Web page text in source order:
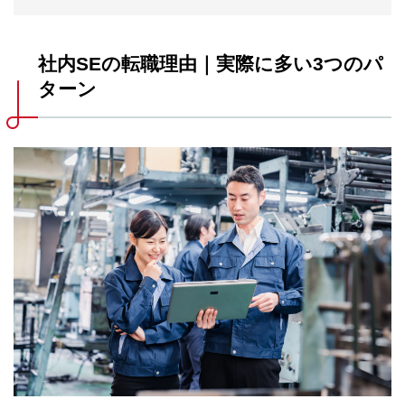
社内SEの転職理由｜実際に多い3つのパ
ターン